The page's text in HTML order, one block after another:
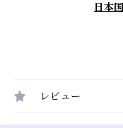
日本
レビュー